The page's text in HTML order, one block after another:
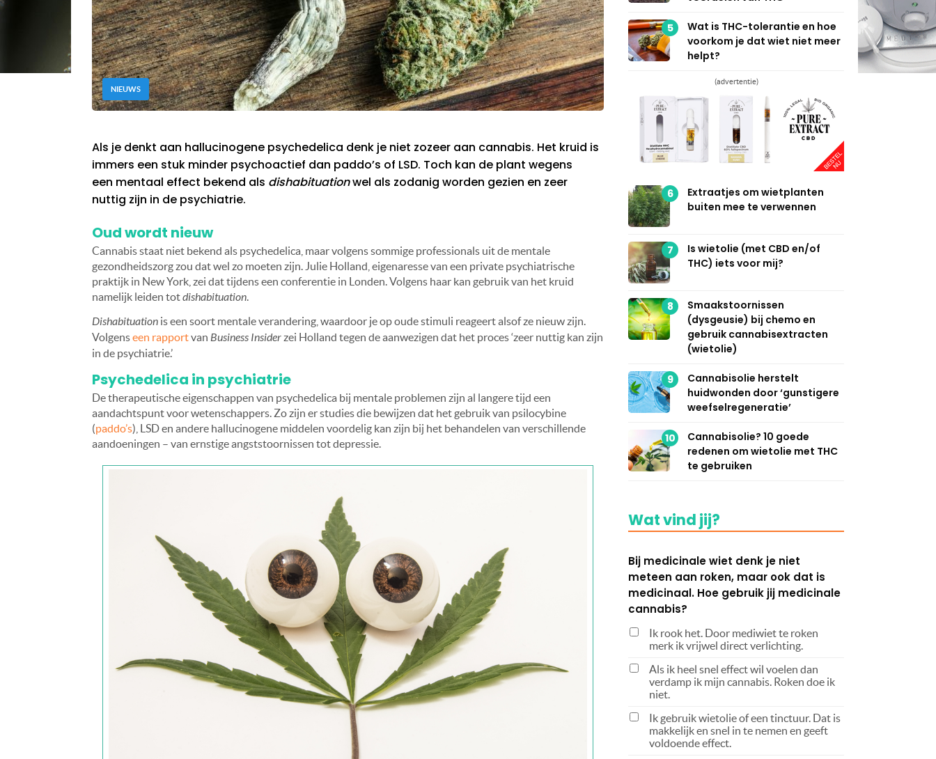
NIEUWS
Als je denkt aan hallucinogene psychedelica denk je niet zozeer aan cannabis. Het kruid is
immers een stuk minder psychoactief dan paddo’s of LSD. Toch kan de plant wegens
een mentaal effect bekend als dishabituationwel als zodanig worden gezien en zeer
nuttig zijn in de psychiatrie.
Oud wordt nieuw
Cannabis staat niet bekend als psychedelica, maar volgens sommige professionals uit de mentale
gezondheidszorg zou dat wel zo moeten zijn. Julie Holland, eigenaresse van een private psychiatrische
praktijk in New York, zei dat tijdens een conferentie in Londen. Volgens haar kan gebruik van het kruid
namelijk leiden totdishabituation.
Dishabituation is een soort mentale verandering, waardoor je op oude stimuli reageert alsof ze nieuw zijn.
Volgenseen rapportvan Business Insiderzei Holland tegen de aanwezigen dat het proces ‘zeer nuttig kan zijn
in de psychiatrie.’
Psychedelica in psychiatrie
De therapeutische eigenschappen van psychedelica bij mentale problemen zijn al langere tijd een
aandachtspunt voor wetenschappers. Zo zijn er studies die bewijzen dat het gebruik van psilocybine
(paddo’s), LSD en andere hallucinogene middelen voordelig kan zijn bij het behandelen van verschillende
aandoeningen – van ernstige angststoornissen tot depressie.
5
Wat is THC-tolerantie en hoe
voorkom je dat wiet niet meer
helpt?
(advertentie)
6
Extraatjes om wietplanten
buiten mee te verwennen
7
Is wietolie (met CBD en/of
THC) iets voor mij?
8
Smaakstoornissen
(dysgeusie) bij chemo en
gebruik cannabisextracten
(wietolie)
9
Cannabisolie herstelt
huidwonden door ‘gunstigere
weefselregeneratie’
10
Cannabisolie? 10 goede
redenen om wietolie met THC
te gebruiken
Wat vind jij?
Bij medicinale wiet denk je niet
meteen aan roken, maar ook dat is
medicinaal. Hoe gebruik jij medicinale
cannabis?
Ik rook het. Door mediwiet te roken
merk ik vrijwel direct verlichting.
Als ik heel snel effect wil voelen dan
verdamp ik mijn cannabis. Roken doe ik
niet.
Ik gebruik wietolie of een tinctuur. Dat is
makkelijk en snel in te nemen en geeft
voldoende effect.